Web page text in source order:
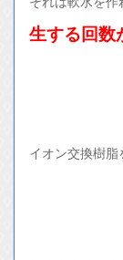
生する回数
イオン交換樹脂